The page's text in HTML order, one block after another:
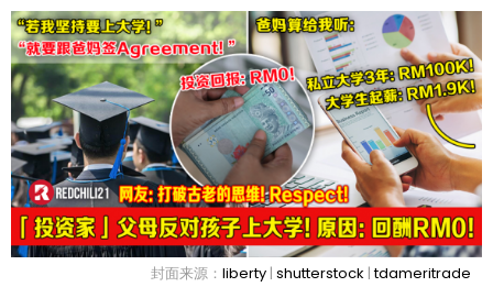
封面来源： liberty | shutterstock |tdameritrade